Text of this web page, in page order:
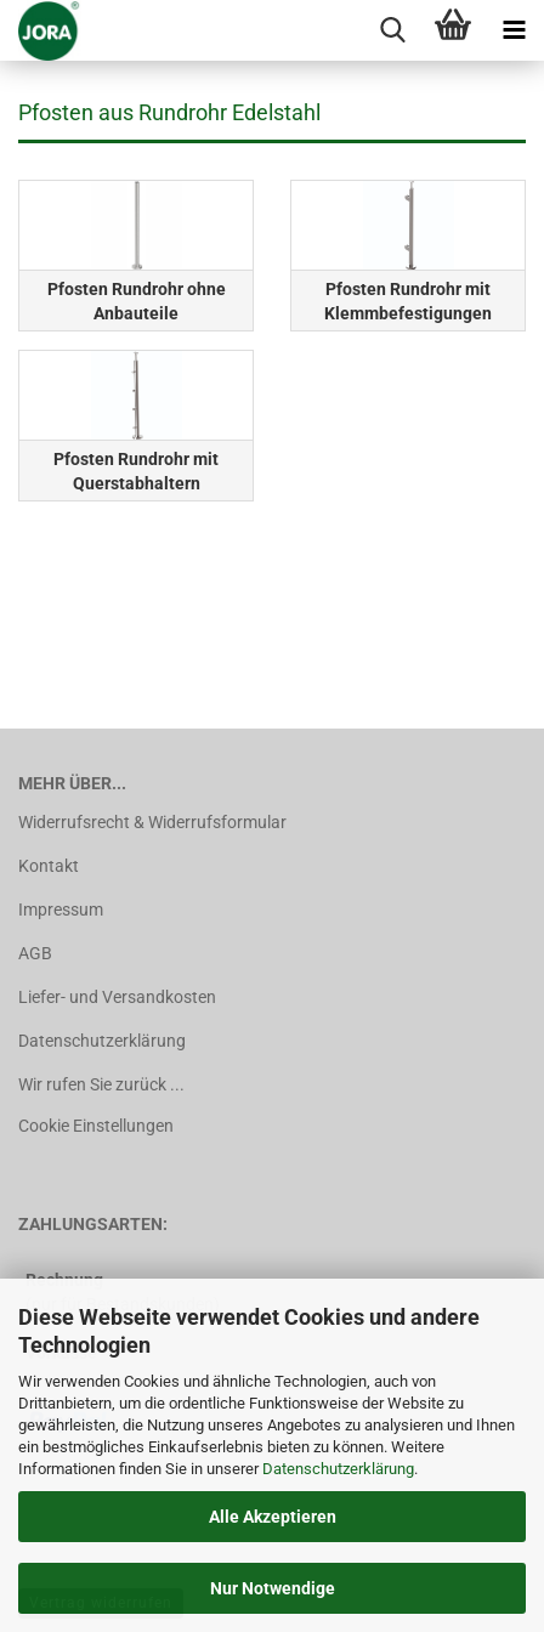
Diese Webseite verwendet Cookies und andere
Technologien
Wir verwenden Cookies und ähnliche Technologien, auch von
Drittanbietern, um die ordentliche Funktionsweise der Website zu
gewährleisten, die Nutzung unseres Angebotes zu analysieren und Ihnen
ein bestmögliches Einkaufserlebnis bieten zu können. Weitere
Informationen finden Sie in unserer Datenschutzerklärung.
Alle Akzeptieren
Nur Notwendige
Pfosten aus Rundrohr Edelstahl
Pfosten Rundrohr ohne
Anbauteile
Pfosten Rundrohr mit
Klemmbefestigungen
Pfosten Rundrohr mit
Querstabhaltern
MEHR ÜBER...
Widerrufsrecht & Widerrufsformular
Kontakt
Impressum
AGB
Liefer- und Versandkosten
Datenschutzerklärung
Wir rufen Sie zurück ...
Cookie Einstellungen
ZAHLUNGSARTEN:
Rechnung
(nur für Bestandskunden)
Vorkasse